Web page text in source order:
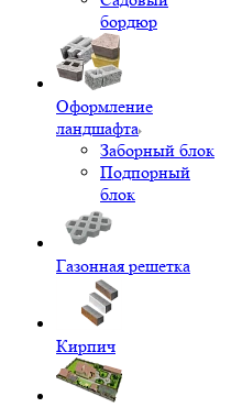
бордюр
Оформление
ландшафта
Заборный блок
Подпорный
блок
Газонная решетка
Кирпич